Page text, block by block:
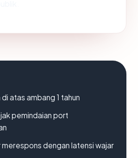
atas ambang 1 tahun
pemindaian port
dengan latensi wajar